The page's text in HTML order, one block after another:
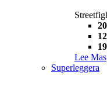
Lee Mas
Superleggera